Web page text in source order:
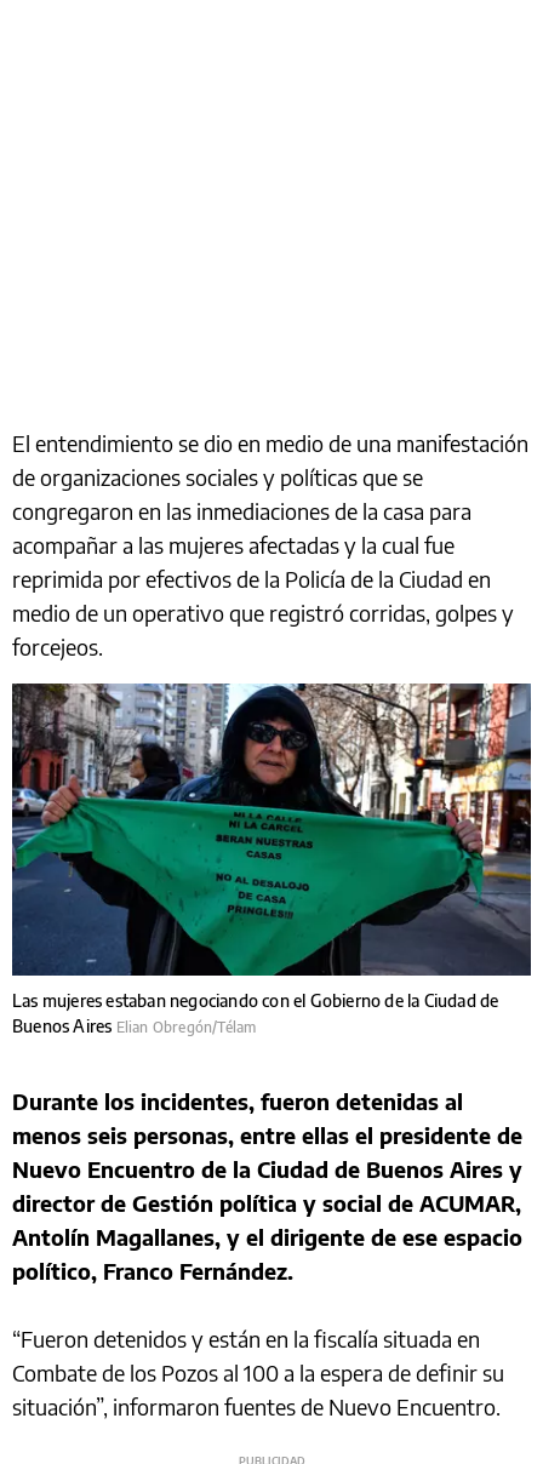
El entendimiento se dio en medio de una manifestación
de organizaciones sociales y políticas que se
congregaron en las inmediaciones de la casa para
acompañar a las mujeres afectadas y la cual fue
reprimida por efectivos de la Policía de la Ciudad en
medio de un operativo que registró corridas, golpes y
forcejeos.
Las mujeres estaban negociando con el Gobierno de la Ciudad de
Buenos Aires Elian Obregón/Télam
Durante los incidentes, fueron detenidas al
menos seis personas, entre ellas el presidente de
Nuevo Encuentro de la Ciudad de Buenos Aires y
director de Gestión política y social de ACUMAR,
Antolín Magallanes, y el dirigente de ese espacio
político, Franco Fernández.
“Fueron detenidos y están en la fiscalía situada en
Combate de los Pozos al 100 a la espera de definir su
situación”, informaron fuentes de Nuevo Encuentro.